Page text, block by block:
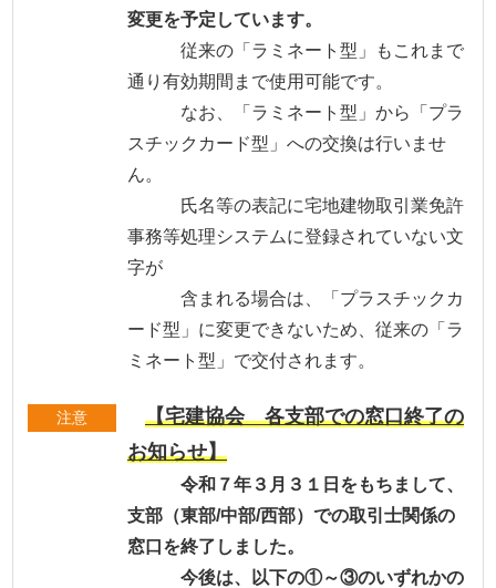
変更を予定しています。
従来の「ラミネート型」もこれまで
通り有効期間まで使用可能です。
なお、「ラミネート型」から「プラ
スチックカード型」への交換は行いませ
ん。
氏名等の表記に宅地建物取引業免許
事務等処理システムに登録されていない文
字が
含まれる場合は、「プラスチックカ
ード型」に変更できないため、従来の「ラ
ミネート型」で交付されます。
注意
【宅建協会 各支部での窓口終了の
お知らせ】
令和７年３月３１日をもちまして、
支部（東部/中部/西部）での取引士関係の
窓口を終了しました。
今後は、以下の①～③のいずれかの